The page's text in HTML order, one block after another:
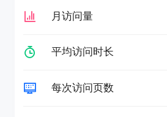
月访问量
平均访问时长
每次访问页数